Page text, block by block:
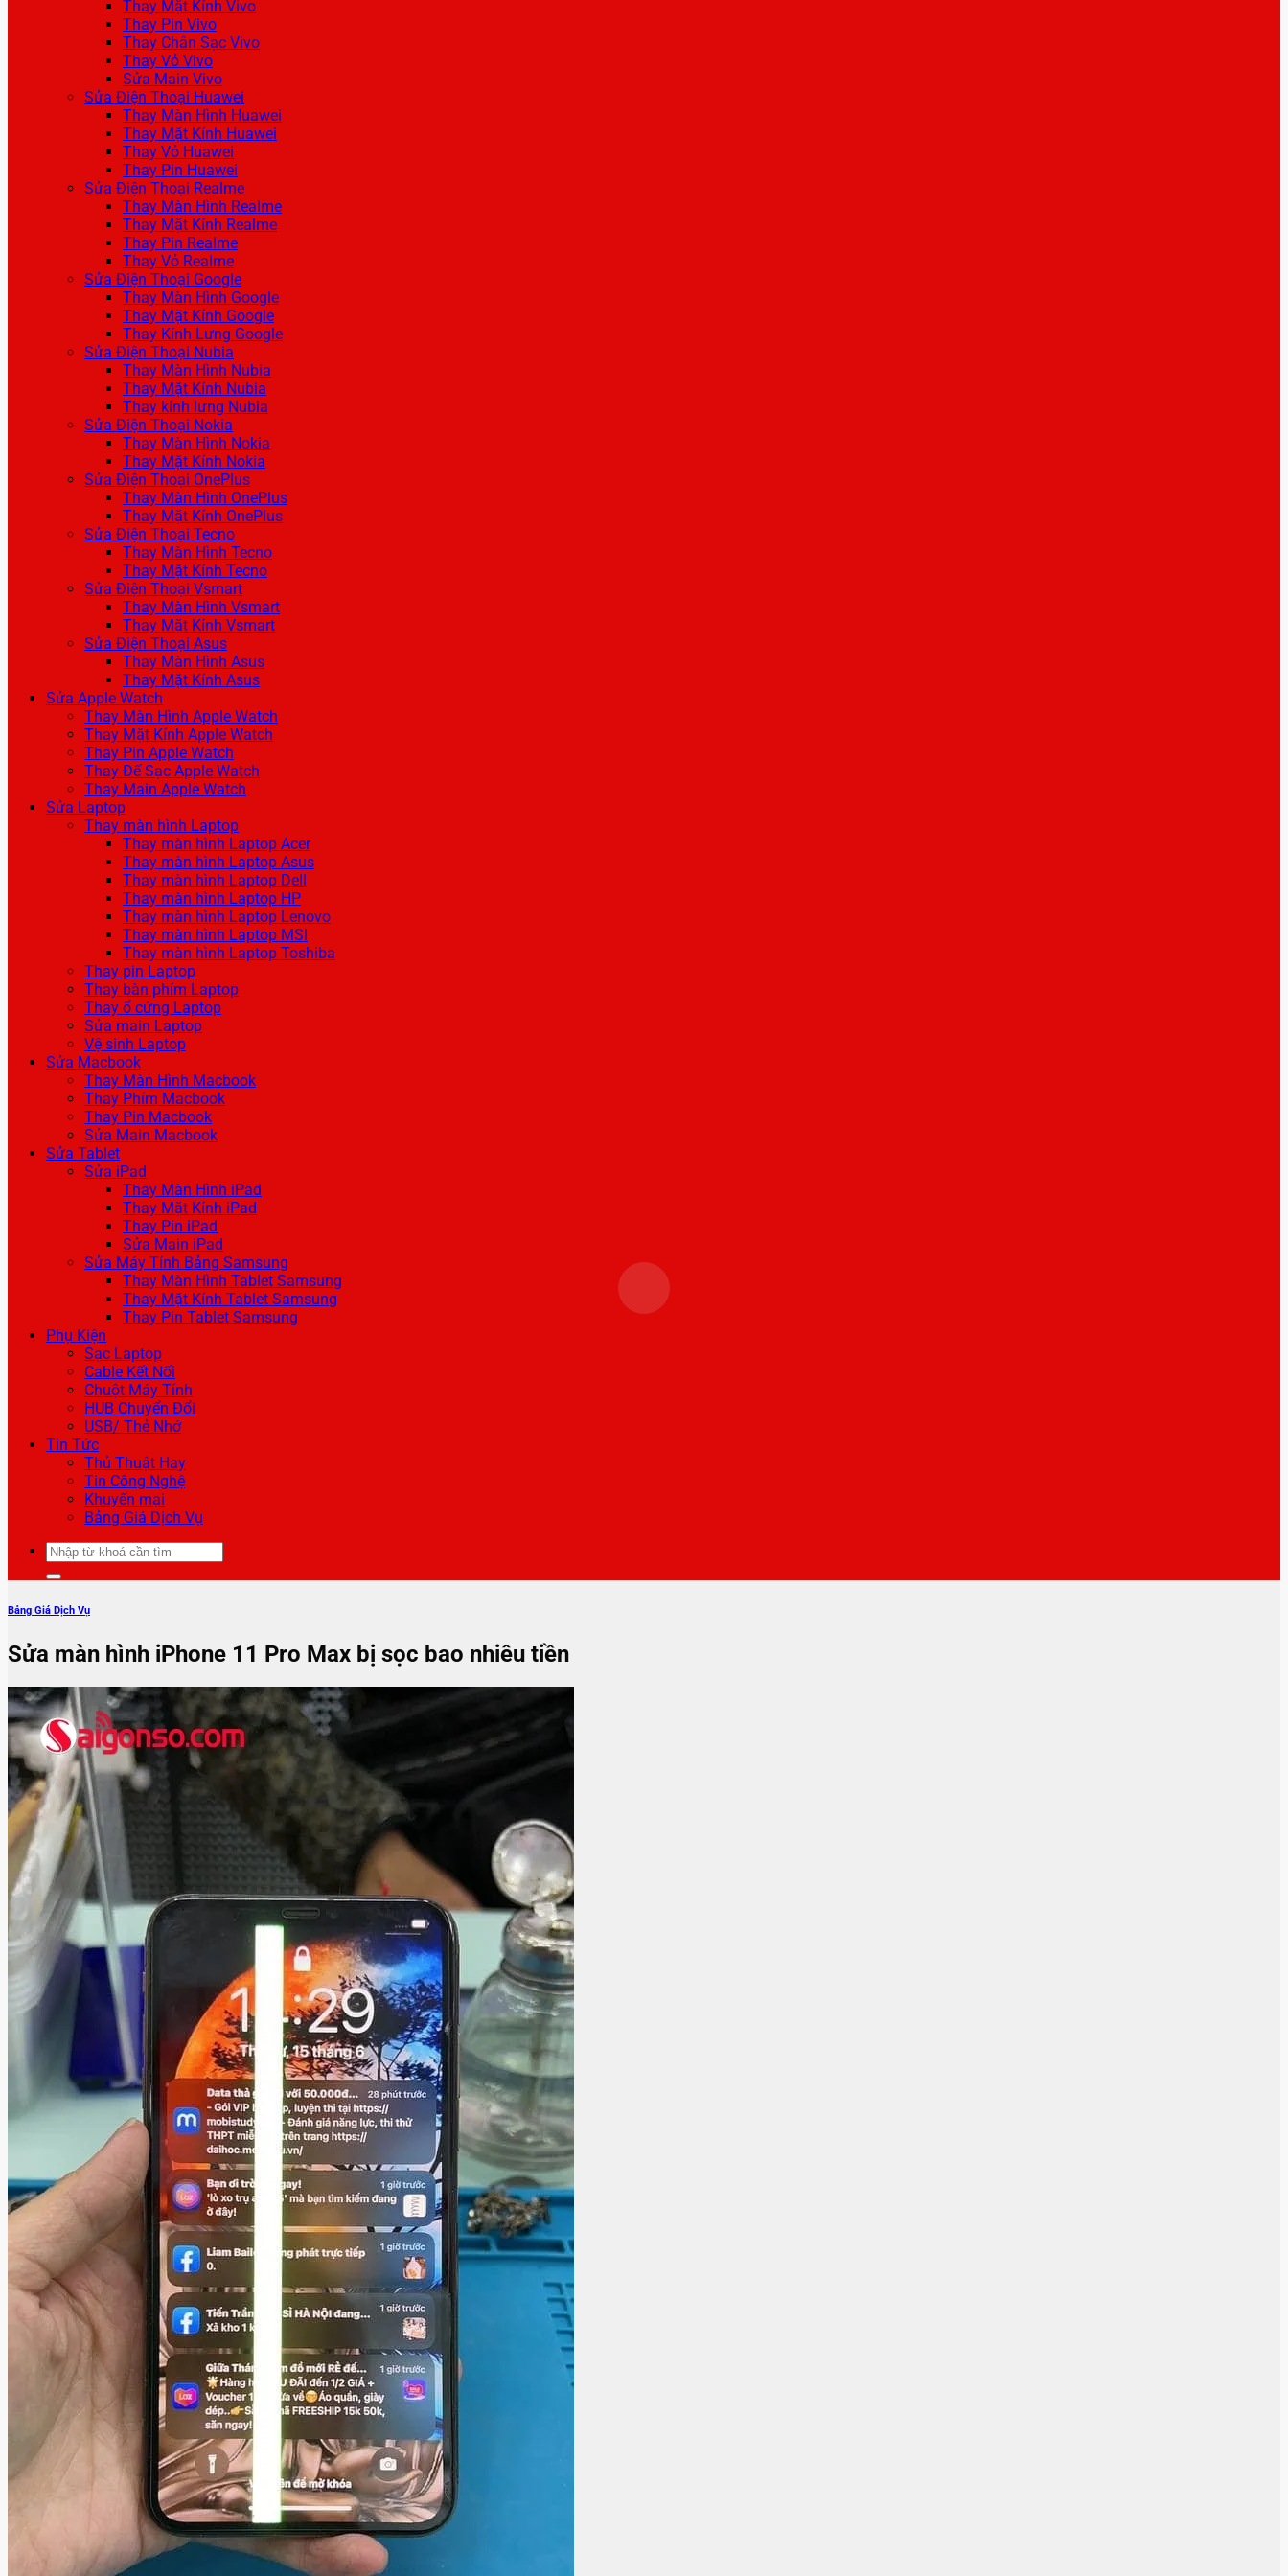
Thay Mặt Kính Vivo
Thay Pin Vivo
Thay Chân Sạc Vivo
Thay Vỏ Vivo
Sửa Main Vivo
Sửa Điện Thoại Huawei
Thay Màn Hình Huawei
Thay Mặt Kính Huawei
Thay Vỏ Huawei
Thay Pin Huawei
Sửa Điện Thoại Realme
Thay Màn Hình Realme
Thay Mặt Kính Realme
Thay Pin Realme
Thay Vỏ Realme
Sửa Điện Thoại Google
Thay Màn Hình Google
Thay Mặt Kính Google
Thay Kính Lưng Google
Sửa Điện Thoại Nubia
Thay Màn Hình Nubia
Thay Mặt Kính Nubia
Thay kính lưng Nubia
Sửa Điện Thoại Nokia
Thay Màn Hình Nokia
Thay Mặt Kính Nokia
Sửa Điện Thoại OnePlus
Thay Màn Hình OnePlus
Thay Mặt Kính OnePlus
Sửa Điện Thoại Tecno
Thay Màn Hình Tecno
Thay Mặt Kính Tecno
Sửa Điện Thoại Vsmart
Thay Màn Hình Vsmart
Thay Mặt Kính Vsmart
Sửa Điện Thoại Asus
Thay Màn Hình Asus
Thay Mặt Kính Asus
Sửa Apple Watch
Thay Màn Hình Apple Watch
Thay Mặt Kính Apple Watch
Thay Pin Apple Watch
Thay Đế Sạc Apple Watch
Thay Main Apple Watch
Sửa Laptop
Thay màn hình Laptop
Thay màn hình Laptop Acer
Thay màn hình Laptop Asus
Thay màn hình Laptop Dell
Thay màn hình Laptop HP
Thay màn hình Laptop Lenovo
Thay màn hình Laptop MSI
Thay màn hình Laptop Toshiba
Thay pin Laptop
Thay bàn phím Laptop
Thay ổ cứng Laptop
Sửa main Laptop
Vệ sinh Laptop
Sửa Macbook
Thay Màn Hình Macbook
Thay Phím Macbook
Thay Pin Macbook
Sửa Main Macbook
Sửa Tablet
Sửa iPad
Thay Màn Hình iPad
Thay Mặt Kính iPad
Thay Pin iPad
Sửa Main iPad
Sửa Máy Tính Bảng Samsung
Thay Màn Hình Tablet Samsung
Thay Mặt Kính Tablet Samsung
Thay Pin Tablet Samsung
Phụ Kiện
Sạc Laptop
Cable Kết Nối
Chuột Máy Tính
HUB Chuyển Đổi
USB/ Thẻ Nhớ
Tin Tức
Thủ Thuật Hay
Tin Công Nghệ
Khuyến mại
Bảng Giá Dịch Vụ
Tìm
kiếm:
Bảng Giá Dịch Vụ
Sửa màn hình iPhone 11 Pro Max bị sọc bao nhiêu tiền